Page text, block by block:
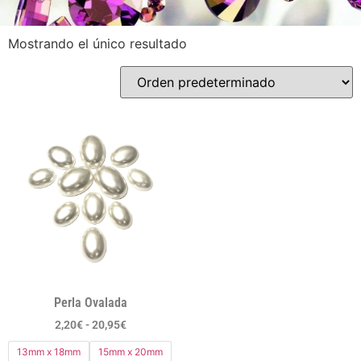
Mostrando el único resultado
Perla Ovalada
2,20€ - 20,95€
13mm x 18mm 15mm x 20mm